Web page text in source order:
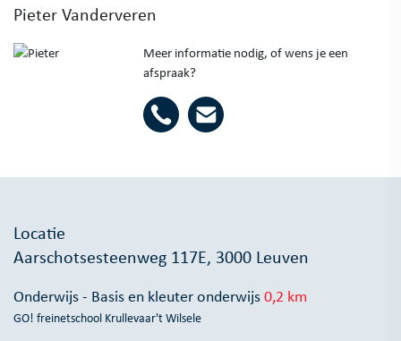
Pieter Vanderveren
Meer informatie nodig, of wens je een
afspraak?
Locatie
Aarschotsesteenweg 117E, 3000 Leuven
Onderwijs - Basis en kleuter onderwijs0,2 km
GO! freinetschool Krullevaar't Wilsele